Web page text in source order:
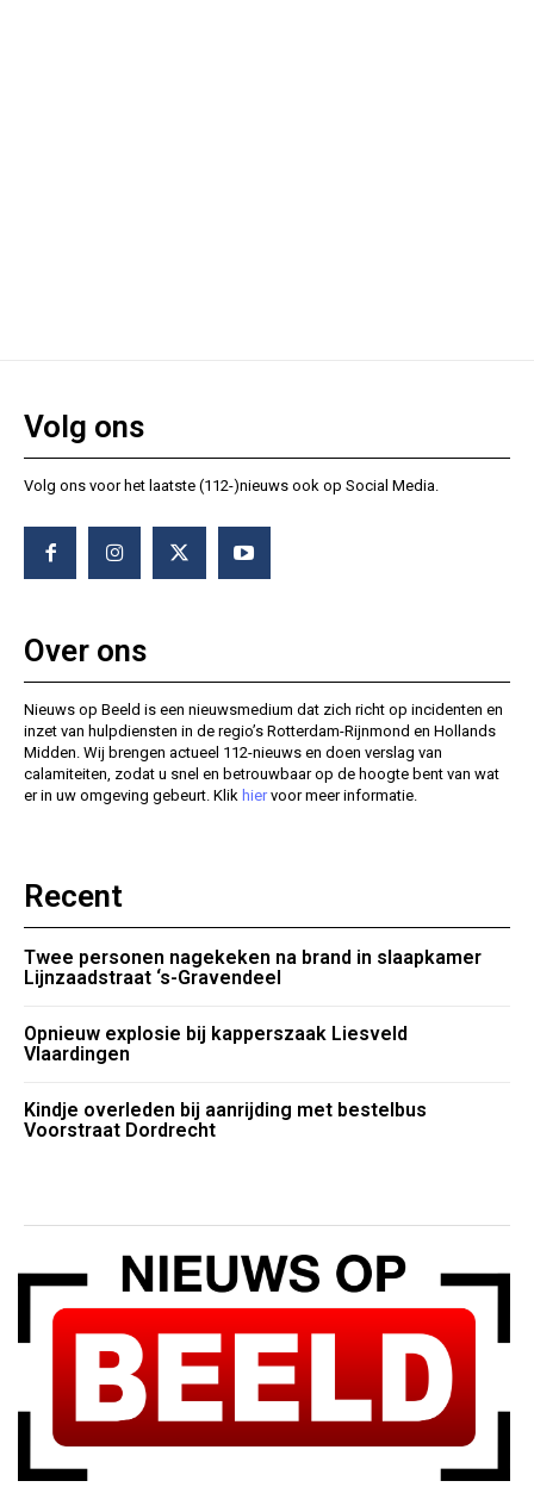
Volg ons
Volg ons voor het laatste (112-)nieuws ook op Social Media.
Over ons
Nieuws op Beeld is een nieuwsmedium dat zich richt op incidenten en
inzet van hulpdiensten in de regio’s Rotterdam-Rijnmond en Hollands
Midden. Wij brengen actueel 112-nieuws en doen verslag van
calamiteiten, zodat u snel en betrouwbaar op de hoogte bent van wat
er in uw omgeving gebeurt. Klik hiervoor meer informatie.
Recent
Twee personen nagekeken na brand in slaapkamer
Lijnzaadstraat ‘s-Gravendeel
Opnieuw explosie bij kapperszaak Liesveld
Vlaardingen
Kindje overleden bij aanrijding met bestelbus
Voorstraat Dordrecht